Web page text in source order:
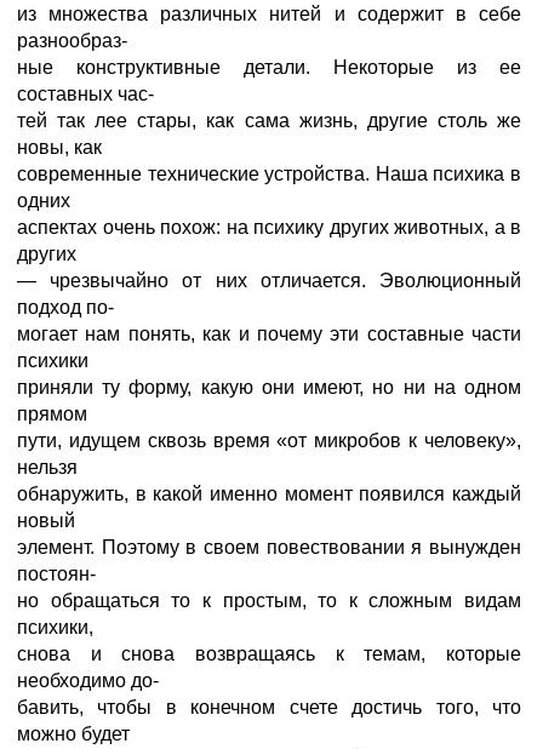
из множества различных нитей и содержит в себе
разнообраз-
ные конструктивные детали. Некоторые из ее
составных час-
тей так лее стары, как сама жизнь, другие столь же
новы, как
современные технические устройства. Наша психика в
одних
аспектах очень похож: на психику других животных, а в
других
— чрезвычайно от них отличается. Эволюционный
подход по-
могает нам понять, как и почему эти составные части
психики
приняли ту форму, какую они имеют, но ни на одном
прямом
пути, идущем сквозь время «от микробов к человеку»,
нельзя
обнаружить, в какой именно момент появился каждый
новый
элемент. Поэтому в своем повествовании я вынужден
постоян-
но обращаться то к простым, то к сложным видам
психики,
снова и снова возвращаясь к темам, которые
необходимо до-
бавить, чтобы в конечном счете достичь того, что
можно будет